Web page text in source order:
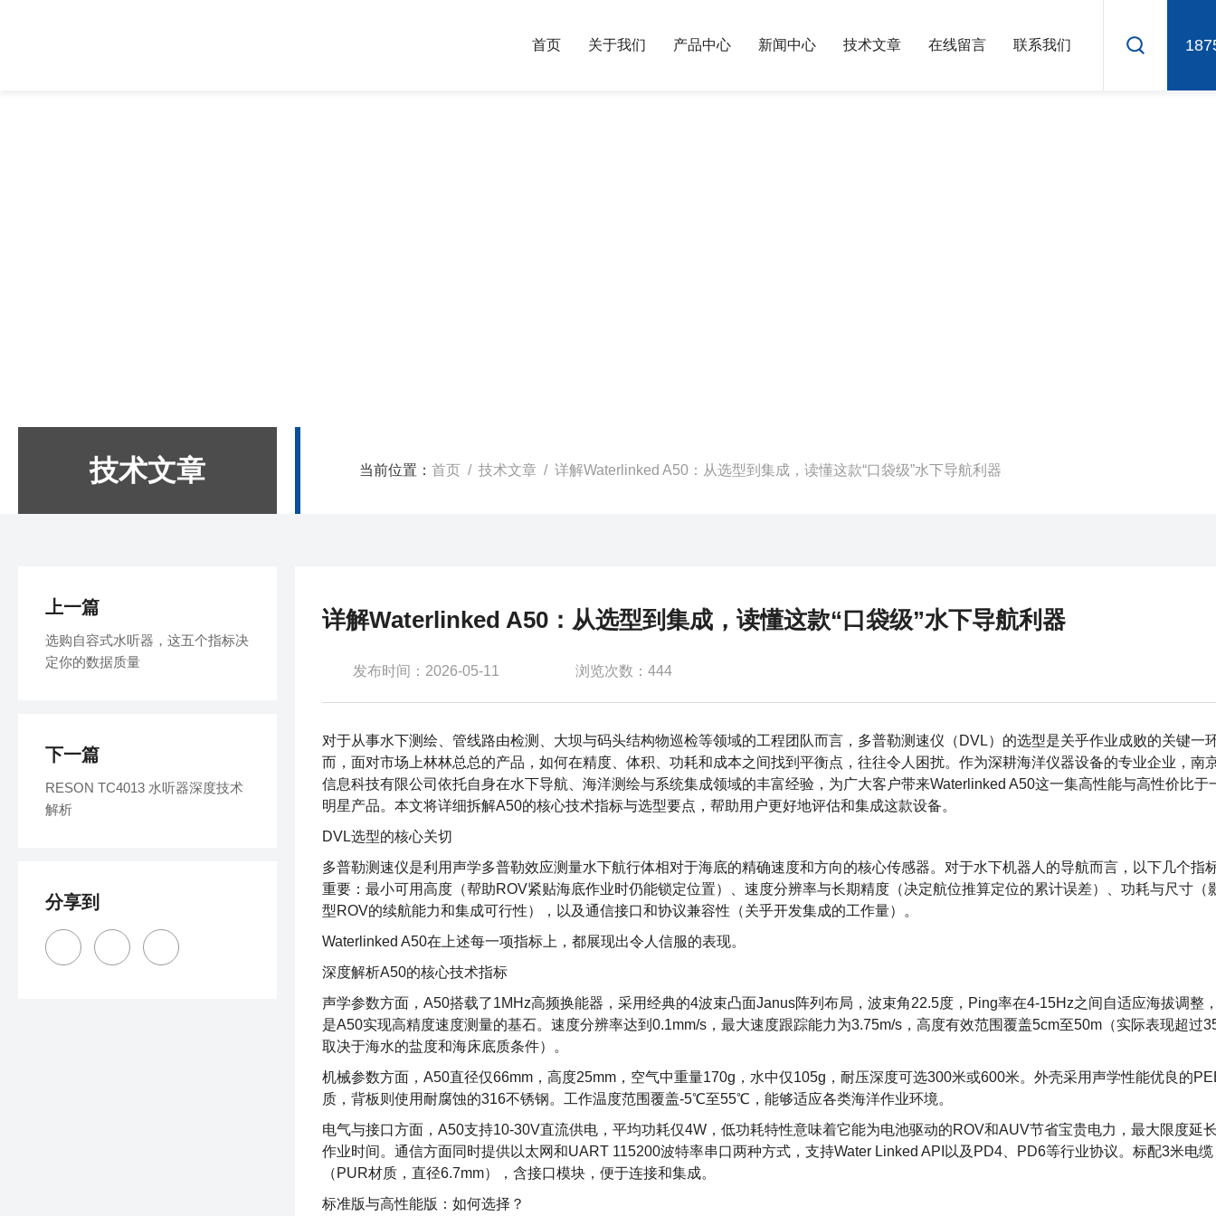
首页 关于我们 产品中心 新闻中心 技术文章 在线留言 联系我们
技术文章 当前位置： 首页 / 技术文章 / 详解Waterlinked A50：从选型到集成，读懂这款“口袋级”水下导航利器
详解Waterlinked A50：从选型到集成，读懂这款“口袋级”水下导航利器
发布时间：2026-05-11 浏览次数：444
对于从事水下测绘、管线路由检测、大坝与码头结构物巡检等领域的工程团队而言，多普勒测速仪（DVL）的选型是关乎作业成败的关键一
而，面对市场上林林总总的产品，如何在精度、体积、功耗和成本之间找到平衡点，往往令人困扰。作为深耕海洋仪器设备的专业企业，南
信息科技有限公司依托自身在水下导航、海洋测绘与系统集成领域的丰富经验，为广大客户带来Waterlinked A50这一集高性能与高性价比于
明星产品。本文将详细拆解A50的核心技术指标与选型要点，帮助用户更好地评估和集成这款设备。
DVL选型的核心关切
多普勒测速仪是利用声学多普勒效应测量水下航行体相对于海底的精确速度和方向的核心传感器。对于水下机器人的导航而言，以下几个指
重要：最小可用高度（帮助ROV紧贴海底作业时仍能锁定位置）、速度分辨率与长期精度（决定航位推算定位的累计误差）、功耗与尺寸（
型ROV的续航能力和集成可行性），以及通信接口和协议兼容性（关乎开发集成的工作量）。
Waterlinked A50在上述每一项指标上，都展现出令人信服的表现。
深度解析A50的核心技术指标
声学参数方面，A50搭载了1MHz高频换能器，采用经典的4波束凸面Janus阵列布局，波束角22.5度，Ping率在4-15Hz之间自适应海拔调整
是A50实现高精度速度测量的基石。速度分辨率达到0.1mm/s，最大速度跟踪能力为3.75m/s，高度有效范围覆盖5cm至50m（实际表现超过
取决于海水的盐度和海床底质条件）
。
机械参数方面，A50直径仅66mm，高度25mm，空气中重量170g，水中仅105g，耐压深度可选300米或600米。外壳采用声学性能优良的
质，背板则使用耐腐蚀的316不锈钢。工作温度范围覆盖-5℃至55℃，能够适应各类海洋作业环境。
电气与接口方面，A50支持10-30V直流供电，平均功耗仅4W，低功耗特性意味着它能为电池驱动的ROV和AUV节省宝贵电力，最大限度延
作业时间。通信方面同时提供以太网和UART 115200波特率串口两种方式，支持Water Linked API以及PD4、PD6等行业协议。标配3米电缆
（PUR材质，直径6.7mm），含接口模块，便于连接和集成。
标准版与高性能版：如何选择？
上一篇
选购自容式水听器，这五个指标决
定你的数据质量
下一篇
RESON TC4013 水听器深度技术
解析
分享到